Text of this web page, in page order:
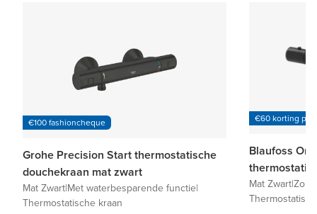
€100 fashioncheque
Grohe Precision Start thermostatische
douchekraan mat zwart
Mat Zwart|Met waterbesparende functie|
Thermostatische kraan
€60 korting per
Blaufoss
Mat Zwart|